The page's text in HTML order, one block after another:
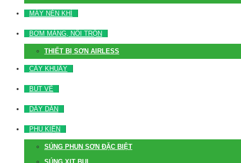
MÁY NÉN KHÍ
BƠM MÀNG, NỒI TRỘN
THIẾT BỊ SƠN AIRLESS
CÂY KHUẤY
BÚT VẼ
DÂY DẪN
PHỤ KIỆN
SÚNG PHUN SƠN ĐẶC BIỆT